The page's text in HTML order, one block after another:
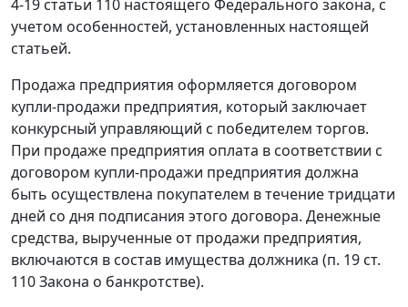
4-19 статьи 110 настоящего Федерального закона, с
учетом особенностей, установленных настоящей
статьей.
Продажа предприятия оформляется договором
купли-продажи предприятия, который заключает
конкурсный управляющий с победителем торгов.
При продаже предприятия оплата в соответствии с
договором купли-продажи предприятия должна
быть осуществлена покупателем в течение тридцати
дней со дня подписания этого договора. Денежные
средства, вырученные от продажи предприятия,
включаются в состав имущества должника (п. 19 ст.
110Закона о банкротстве).